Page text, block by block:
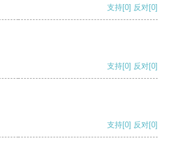
支持[0] 反对[0]
支持[0] 反对[0]
支持[0] 反对[0]